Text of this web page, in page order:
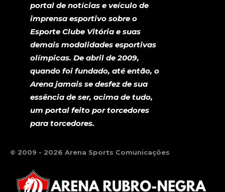
portal de notícias e veículo de
imprensa esportivo sobre o
Esporte Clube Vitória e suas
demais modalidades esportivas
olímpicas. De abril de 2009,
quando foi fundado, até então, o
Arena jamais se desfez de sua
essência de ser, acima de tudo,
um portal feito por torcedores
para torcedores.
© 2009 - 2026 Arena Sports Comunicações